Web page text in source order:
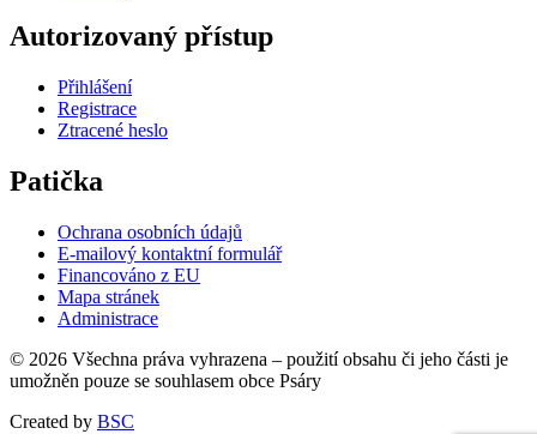
Autorizovaný přístup
Přihlášení
Registrace
Ztracené heslo
Patička
Ochrana osobních údajů
E-mailový kontaktní formulář
Financováno z EU
Mapa stránek
Administrace
© 2026 Všechna práva vyhrazena – použití obsahu či jeho části je
umožněn pouze se souhlasem obce Psáry
Created by BSC